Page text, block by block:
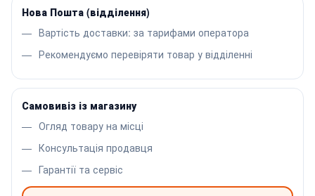
Нова Пошта (відділення)
Вартість доставки: за тарифами оператора
Рекомендуємо перевіряти товар у відділенні
Самовивіз із магазину
Огляд товару на місці
Консультація продавця
Гарантії та сервіс